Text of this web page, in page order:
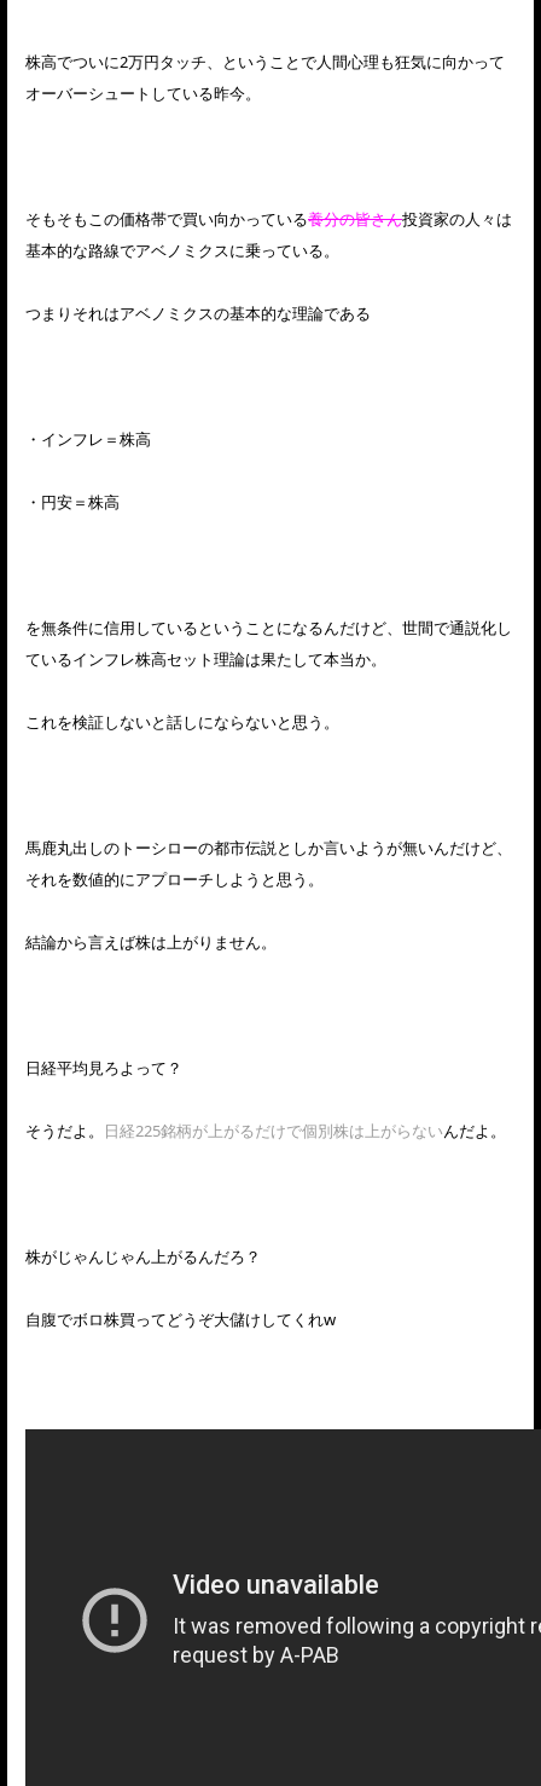
株高でついに2万円タッチ、ということで人間心理も狂気に向かって
オーバーシュートしている昨今。
そもそもこの価格帯で買い向かっている養分の皆さん投資家の人々は
基本的な路線でアベノミクスに乗っている。
つまりそれはアベノミクスの基本的な理論である
・インフレ＝株高
・円安＝株高
を無条件に信用しているということになるんだけど、世間で通説化し
ているインフレ株高セット理論は果たして本当か。
これを検証しないと話しにならないと思う。
馬鹿丸出しのトーシローの都市伝説としか言いようが無いんだけど、
それを数値的にアプローチしようと思う。
結論から言えば株は上がりません。
日経平均見ろよって？
そうだよ。 日経225銘柄が上がるだけで個別株は上がらないんだよ。
株がじゃんじゃん上がるんだろ？
自腹でボロ株買ってどうぞ大儲けしてくれw